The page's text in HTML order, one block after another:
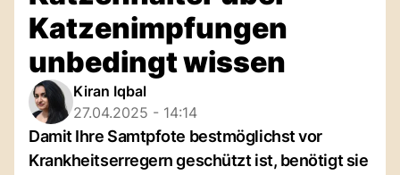
Katzenimpfungen
unbedingt wissen
Kiran Iqbal
27.04.2025 - 14:14
Damit Ihre Samtpfote bestmöglichst vor
Krankheitserregern geschützt ist, benötigt sie